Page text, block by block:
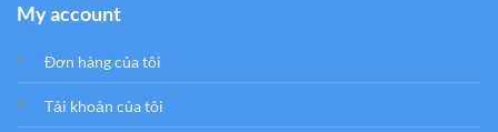
My account
Đơn hàng của tôi
Tải khoản của tôi